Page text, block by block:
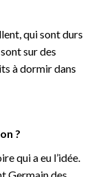
qui sont durs
sur des
à dormir dans
?
qui a eu l’idée.